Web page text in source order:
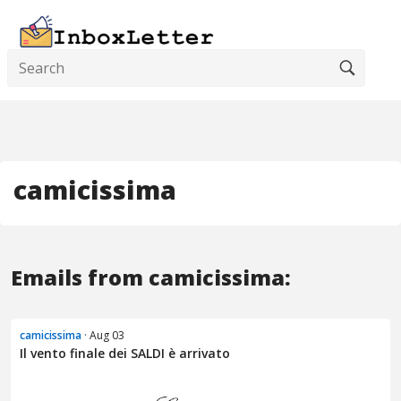
camicissima
Emails from camicissima:
camicissima · Aug 03
Il vento finale dei SALDI è arrivato